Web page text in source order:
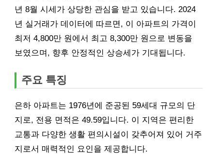
년 8월 시세가 상당한 관심을 받고 있습니다. 2024
년 실거래가 데이터에 따르면, 이 아파트의 가격이
최저 4,800만 원에서 최고 8,300만 원으로 변동을
보였으며, 향후 안정적인 상승세가 기대됩니다.
주요 특징
은하 아파트는 1976년에 준공된 59세대 규모의 단
지로, 전용 면적은 49.59입니다. 이 지역은 편리한
교통과 다양한 생활 편의시설이 갖추어져 있어 거주
지로서 매력적인 요인을 제공합니다.